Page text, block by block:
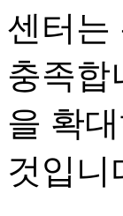
센터는
충족합
을 확
것입니